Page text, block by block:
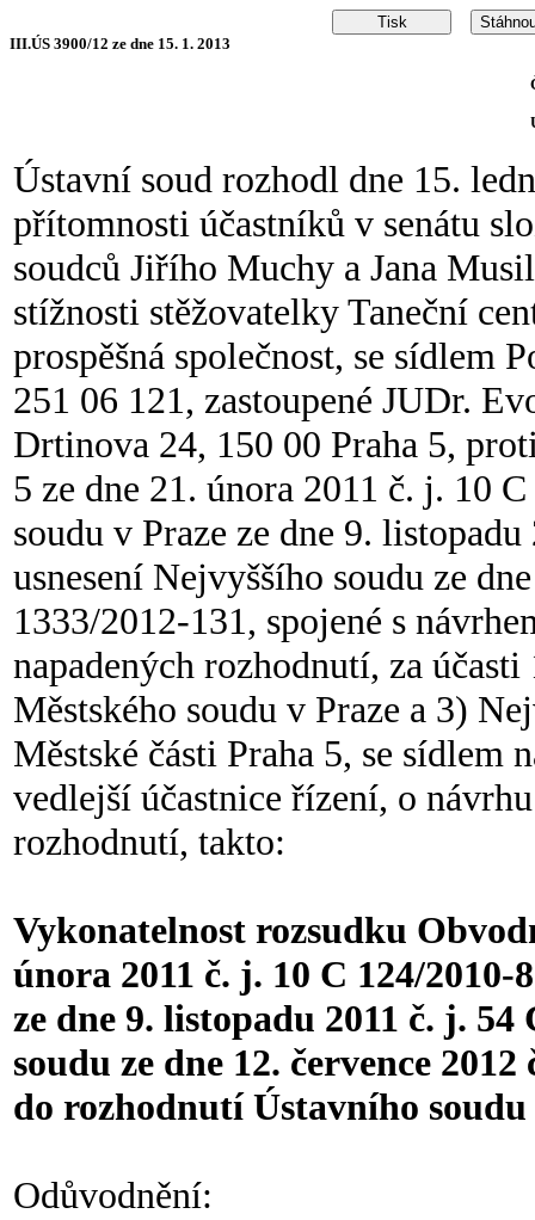
III.ÚS 3900/12 ze dne 15. 1. 2013
Ústavní soud rozhodl dne 15.
přítomnosti účastníků v senátu
soudců Jiřího Muchy a Jana
stížnosti stěžovatelky Taneční
prospěšná společnost, se sídlem
251 06 121, zastoupené JUDr.
Drtinova 24, 150 00 Praha 5,
5 ze dne 21. února 2011 č. j. 10
soudu v Praze ze dne 9.
usnesení Nejvyššího soudu ze
1333/2012-131, spojené s
napadených rozhodnutí, za
Městského soudu v Praze a 3)
Městské části Praha 5, se sídlem
vedlejší účastnice řízení, o
rozhodnutí, takto:
Vykonatelnost rozsudku
února 2011 č. j. 10 C 124/
ze dne 9. listopadu 2011 č. j. 54
soudu ze dne 12. července
do rozhodnutí Ústavního
Odůvodnění: